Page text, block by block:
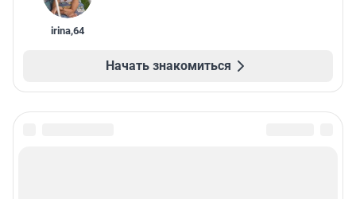
irina,64
Начать знакомиться